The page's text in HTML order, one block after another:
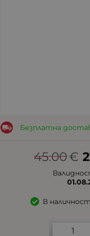
Безплатна
45.00€
В наличност